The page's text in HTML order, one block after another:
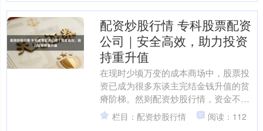
配资炒股行情 专科股票配资
公司｜安全高效，助力投资
持重升值
在现时少顷万变的成本商场中，股票投
资已成为很多东谈主完结金钱升值的贫
瘠阶梯。然则配资炒股行情，资金不
及、风险甘休才略有限等问题，频频成
为投资者扩大收益的瓶颈。此....
栏目：配资炒股行情 阅读：112